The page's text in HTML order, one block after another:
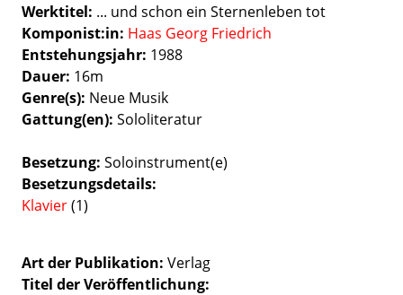
Werktitel ... und schon ein Sternenleben tot
Komponist:in Haas Georg Friedrich
Entstehungsjahr 1988
Dauer 16m
Genre(s) Neue Musik
Gattung(en) Sololiteratur
Besetzung Soloinstrument(e)
Besetzungsdetails
Klavier(1)
Art der Publikation Verlag
Titel der Veröffentlichung